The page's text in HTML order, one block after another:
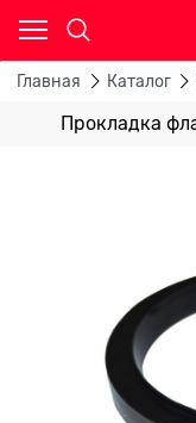
Главная Каталог
Прокладка